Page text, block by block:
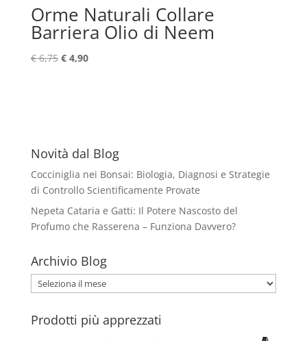
Orme Naturali Collare
Barriera Olio di Neem
€6,75 Il
€4,90Il
Novità dal Blog
Cocciniglia nei Bonsai: Biologia, Diagnosi e Strategie
di Controllo Scientificamente Provate
Nepeta Cataria e Gatti: Il Potere Nascosto del
Profumo che Rasserena – Funziona Davvero?
Archivio Blog
Archivio
Blog
Prodotti più apprezzati